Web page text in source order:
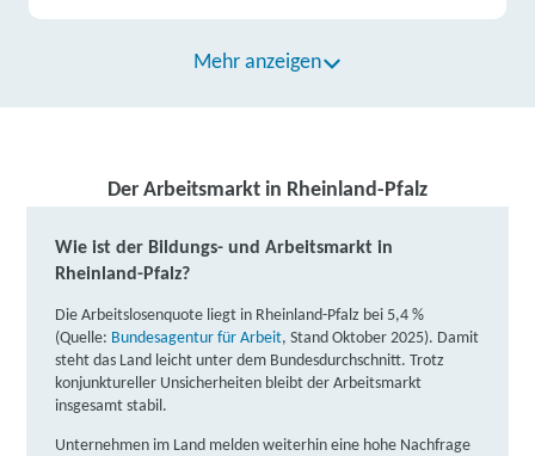
IBB Idar-Oberstein | Nahe-Center 15 - 19, 55743
KaiserslauternPartner
Learning Digital (LDE) GmbH | Europaallee 33,
67657 KaiserslauternPartner
weitere Informationen
Berger Bildungsinstitut GmbH | Europaallee 33,
67657 KaiserslauternPartner
Mehr anzeigen
Der Arbeitsmarkt in Rheinland-Pfalz
Wie ist der Bildungs- und Arbeitsmarkt in
Rheinland-Pfalz?
Die Arbeitslosenquote liegt in Rheinland-Pfalz bei 5,4 %
(Quelle: Bundesagentur für Arbeit, Stand Oktober 2025). Damit
steht das Land leicht unter dem Bundesdurchschnitt. Trotz
konjunktureller Unsicherheiten bleibt der Arbeitsmarkt
insgesamt stabil.
Unternehmen im Land melden weiterhin eine hohe Nachfrage